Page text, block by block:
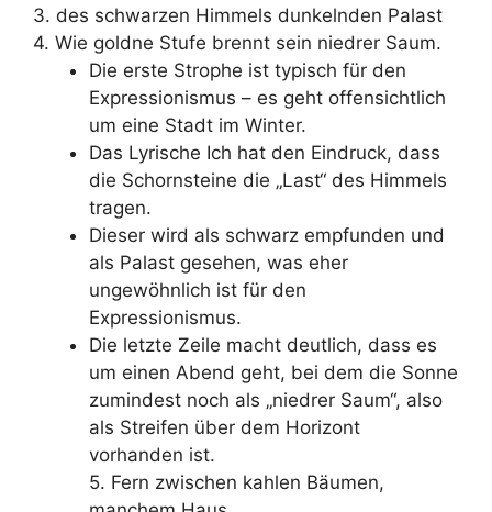
3. des schwarzen Himmels dunkelnden Palast
4. Wie goldne Stufe brennt sein niedrer Saum.
Die erste Strophe ist typisch für den
Expressionismus – es geht offensichtlich
um eine Stadt im Winter.
Das Lyrische Ich hat den Eindruck, dass
die Schornsteine die „Last“ des Himmels
tragen.
Dieser wird als schwarz empfunden und
als Palast gesehen, was eher
ungewöhnlich ist für den
Expressionismus.
Die letzte Zeile macht deutlich, dass es
um einen Abend geht, bei dem die Sonne
zumindest noch als „niedrer Saum“, also
als Streifen über dem Horizont
vorhanden ist.
5. Fern zwischen kahlen Bäumen,